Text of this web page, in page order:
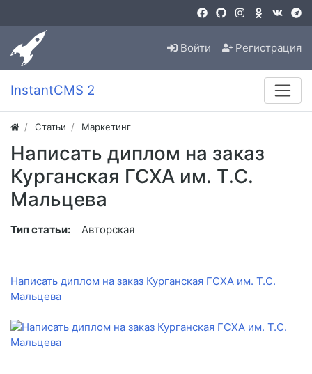
Войти Регистрация
InstantCMS 2
Статьи Маркетинг
Написать диплом на заказ
Курганская ГСХА им. Т.С.
Мальцева
Тип статьи: Авторская
Написать диплом на заказ Курганская ГСХА им. Т.С.
Мальцева